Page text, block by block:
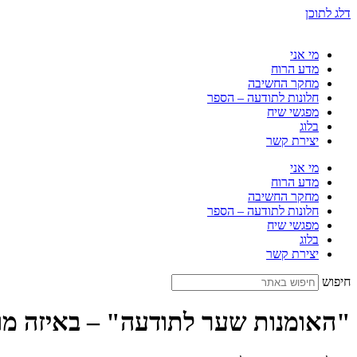
דלג לתוכן
מי אני
מדע הרוח
מחקר החשיבה
חלונות לתודעה – הספר
מפגשי שיח
בלוג
יצירת קשר
מי אני
מדע הרוח
מחקר החשיבה
חלונות לתודעה – הספר
מפגשי שיח
בלוג
יצירת קשר
חיפוש
"האומנות שער לתודעה" – באיזה